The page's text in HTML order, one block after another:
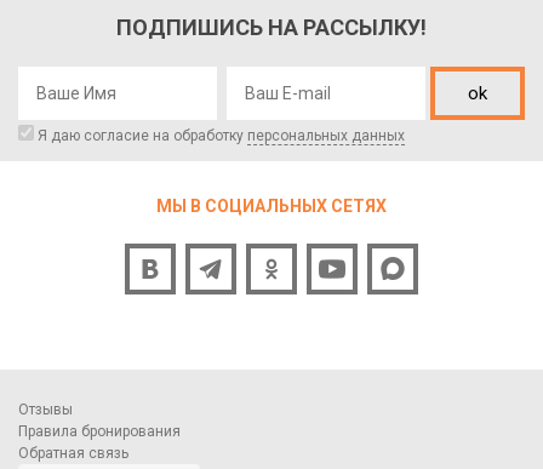
ПОДПИШИСЬ НА РАССЫЛКУ!
ok
Я даю согласие на обработку персональных данных
МЫ В СОЦИАЛЬНЫХ СЕТЯХ
Отзывы
Правила бронирования
Обратная связь